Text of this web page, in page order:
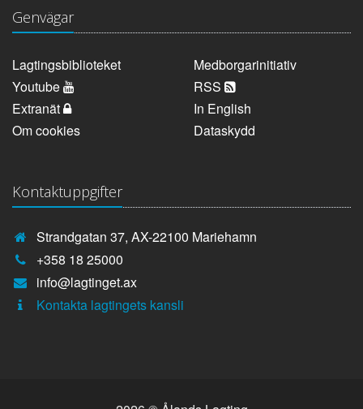
Genvägar
Lagtingsbiblioteket
Medborgarinitiativ
Youtube
RSS
Extranät
In English
Om cookies
Dataskydd
Kontaktuppgifter
Strandgatan 37, AX-22100 Mariehamn
Telefonnummer:
+358 18 25000
E-
post:
info@lagtinget.ax
Fler:
Kontakta lagtingets kansli